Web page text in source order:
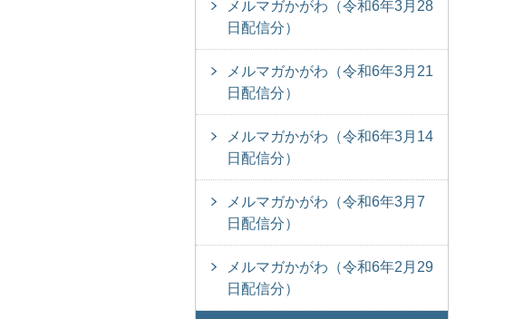
メルマガかがわ（令和6年3月28
日配信分）
メルマガかがわ（令和6年3月21
日配信分）
メルマガかがわ（令和6年3月14
日配信分）
メルマガかがわ（令和6年3月7
日配信分）
メルマガかがわ（令和6年2月29
日配信分）